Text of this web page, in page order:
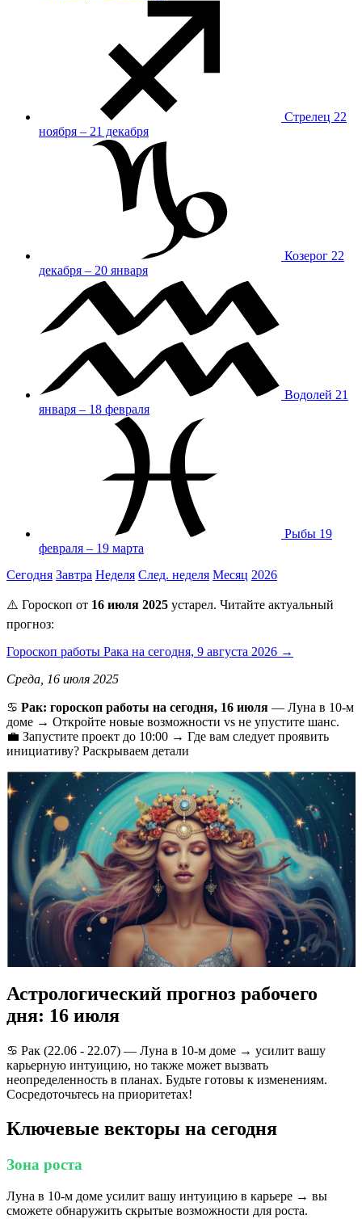
Стрелец 22
ноября – 21 декабря
Козерог 22
декабря – 20 января
Водолей 21
января – 18 февраля
Рыбы 19
февраля – 19 марта
Сегодня Завтра Неделя След. неделя Месяц 2026
⚠️ Гороскоп от 16 июля 2025 устарел. Читайте актуальный
прогноз:
Гороскоп работы Рака на сегодня, 9 августа 2026 →
Среда, 16 июля 2025
♋️ Рак: гороскоп работы на сегодня, 16 июля — Луна в 10-м
доме → Откройте новые возможности vs не упустите шанс.
💼 Запустите проект до 10:00 → Где вам следует проявить
инициативу? Раскрываем детали
Астрологический прогноз рабочего
дня: 16 июля
♋️ Рак (22.06 - 22.07) — Луна в 10-м доме → усилит вашу
карьерную интуицию, но также может вызвать
неопределенность в планах. Будьте готовы к изменениям.
Сосредоточьтесь на приоритетах!
Ключевые векторы на сегодня
Зона роста
Луна в 10-м доме усилит вашу интуицию в карьере → вы
сможете обнаружить скрытые возможности для роста.